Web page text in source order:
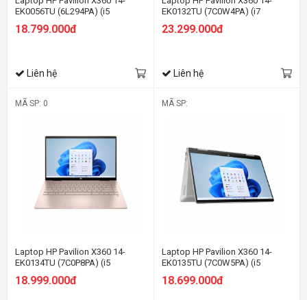
EK0056TU (6L294PA) (i5
FHD Cảm ứng/Bút/Win11/Vàng)
18.799.000đ
Liên hệ
EK0132TU (7C0W4PA) (i7
SSD/14 FHD Cảm
23.299.000đ
Liên hệ
MÃ SP: 0
Laptop HP Pavilion X360 14-
EK0134TU (7C0P8PA) (i5
1235U/8GB RAM/512GB SSD/14
FHD Cảm ứng/Bút/Win11/Vàng)
18.999.000đ
MÃ SP:
Laptop HP Pavilion X360 14-
EK0135TU (7C0W5PA) (i5
1235U/8GB RAM/512GB SSD/14
FHD Cảm ứng/Bút/Win11/Bạc)
18.699.000đ